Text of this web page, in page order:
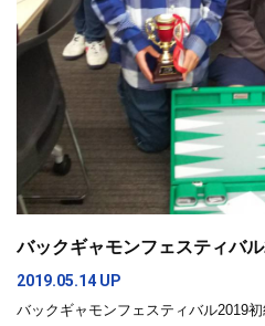
バックギャモンフェスティバ
2019.05.14 UP
バックギャモンフェスティバル2019